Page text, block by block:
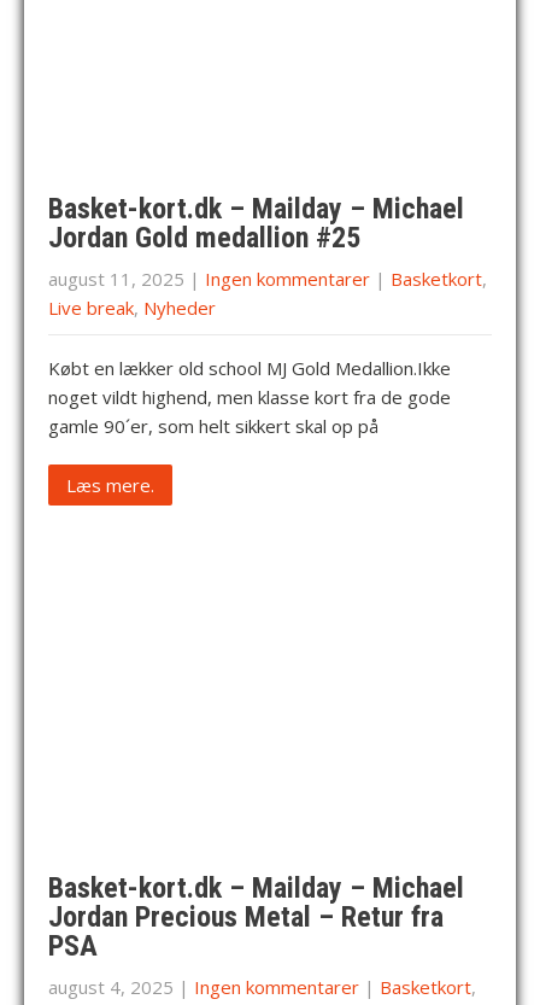
Basket-kort.dk – Mailday – Michael
Jordan Gold medallion #25
august 11, 2025 | Ingen kommentarer | Basketkort,
Live break, Nyheder
Købt en lækker old school MJ Gold Medallion.Ikke
noget vildt highend, men klasse kort fra de gode
gamle 90´er, som helt sikkert skal op på
Læs mere.
Basket-kort.dk – Mailday – Michael
Jordan Precious Metal – Retur fra
PSA
august 4, 2025 | Ingen kommentarer | Basketkort,